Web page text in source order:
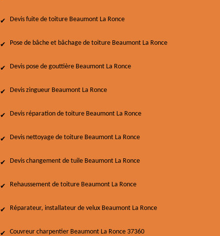
Devis fuite de toiture Beaumont La Ronce
Pose de bâche et bâchage de toiture Beaumont La Ronce
Devis pose de gouttière Beaumont La Ronce
Devis zingueur Beaumont La Ronce
Devis réparation de toiture Beaumont La Ronce
Devis nettoyage de toiture Beaumont La Ronce
Devis changement de tuile Beaumont La Ronce
Rehaussement de toiture Beaumont La Ronce
Réparateur, installateur de velux Beaumont La Ronce
Couvreur charpentier Beaumont La Ronce 37360